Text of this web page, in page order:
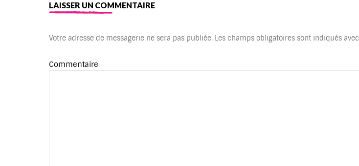
LAISSER UN COMMENTAIRE
Votre adresse de messagerie ne sera pas publiée. Les champs obligatoires sont indiqués avec
Commentaire